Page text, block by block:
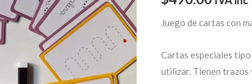
Juego de cartas con
Cartas especiales
utilizar. Tienen trazos
Empiezo
a
cursiva
cantidad